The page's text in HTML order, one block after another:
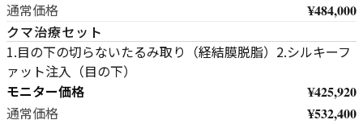
通常価格 ¥484,000
クマ治療セット
1.目の下の切らないたるみ取り（経結膜脱脂）2.シルキーフ
ァット注入（目の下）
モニター価格 ¥425,920
通常価格 ¥532,400